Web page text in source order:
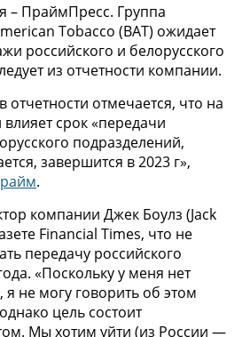
– ПраймПресс. Группа
Tobacco (BAT) ожидает
российского и белорусского
из отчетности компании.
отчетности отмечается, что на
срок «передачи
подразделений,
завершится в 2023 г»,
.
компании Джек Боулз (Jack
Financial Times, что не
передачу российского
«Поскольку у меня нет
не могу говорить об этом
цель состоит
Мы хотим уйти (из России —